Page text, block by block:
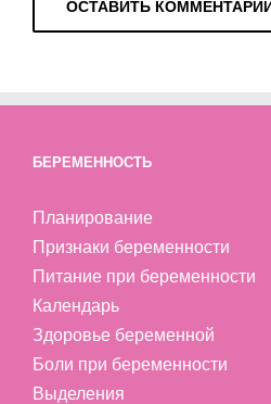
БЕРЕМЕННОСТЬ
Планирование
Признаки беременности
Питание при беременности
Календарь
Здоровье беременной
Боли при беременности
Выделения